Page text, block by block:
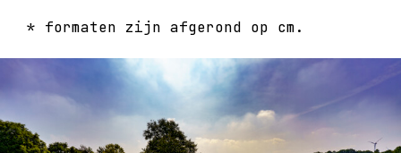
* formaten zijn afgerond op cm.